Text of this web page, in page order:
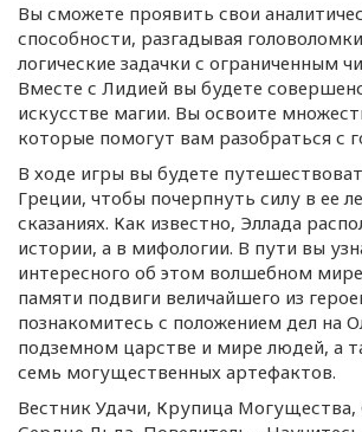
Вы сможете проявить свои
способности, разгадывая
логические задачки с ограниченным
Вместе с Лидией вы будете
искусстве магии. Вы освоите
которые помогут вам разобраться с
В ходе игры вы будете
Греции, чтобы почерпнуть силу в ее
сказаниях. Как известно, Эллада
истории, а в мифологии. В пути вы
интересного об этом волшебном
памяти подвиги величайшего из
познакомитесь с положением дел на
подземном царстве и мире людей, а
семь могущественных артефактов.
Вестник Удачи, Крупица Могущества,